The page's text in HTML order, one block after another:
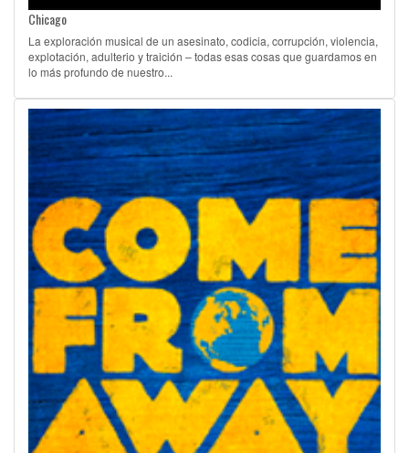
Chicago
La exploración musical de un asesinato, codicia, corrupción, violencia,
explotación, adulterio y traición – todas esas cosas que guardamos en
lo más profundo de nuestro...